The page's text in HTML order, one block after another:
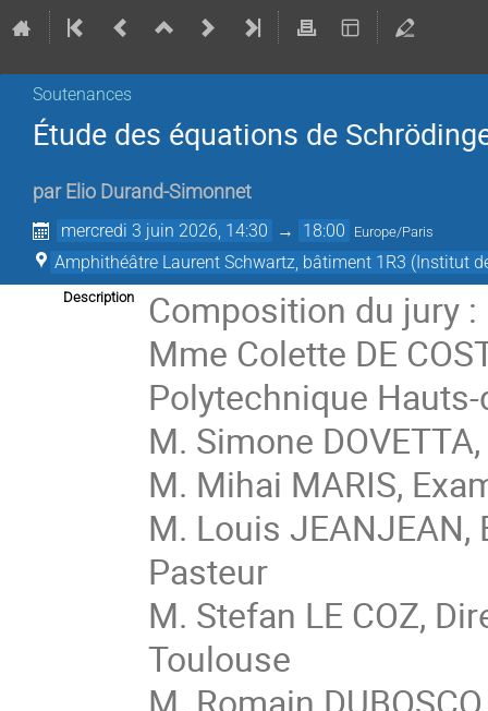
Soutenances
Étude des équations de
par Elio Durand-Simonnet
mercredi 3 juin 2026, 14:30 → 18:00 Europe/Paris
Amphithéâtre Laurent Schwartz, bâtiment 1R3 (Institut
Description
Composition du jury :
Mme Colette DE
Polytechnique
M. Simone
M. Mihai MARIS,
M. Louis
Pasteur
M. Stefan LE COZ,
Toulouse